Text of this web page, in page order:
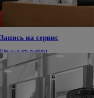
Запись на сервис
(Opens in new window)